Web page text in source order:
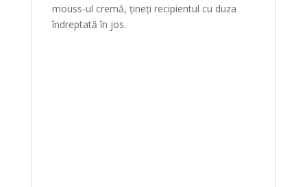
mouss-ul cremă, țineți recipientul cu duza
îndreptată în jos.